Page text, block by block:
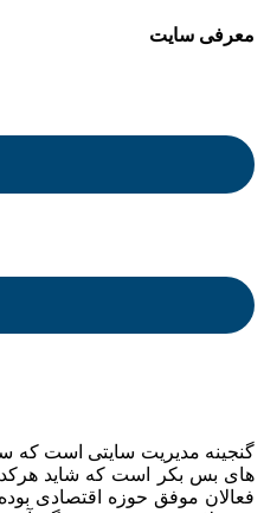
معرفی سایت
گنجینه مدیریت سایتی است که
های بس بکر است که شاید
فعالان موفق حوزه اقتصادی